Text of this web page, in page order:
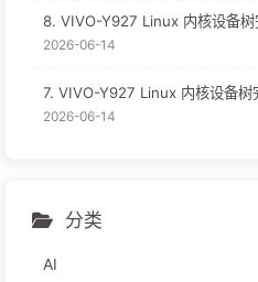
8. VIVO-Y927 Linux 内核设备树
2026-06-14
7. VIVO-Y927 Linux 内核设备树
2026-06-14
分类
AI